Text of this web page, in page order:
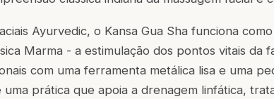
Ayurvedic, o Kansa Gua Sha funciona
Marma - a estimulação dos pontos vitais da
com uma ferramenta metálica lisa e uma
prática que apoia a drenagem linfática,